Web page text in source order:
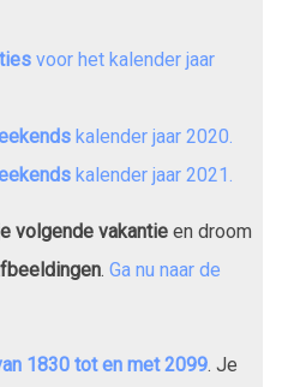
voor het kalender jaar
kalender jaar 2020
kalender jaar 2021
volgende vakantie en droom
. Ga nu naar de
1830 tot en met2099. Je